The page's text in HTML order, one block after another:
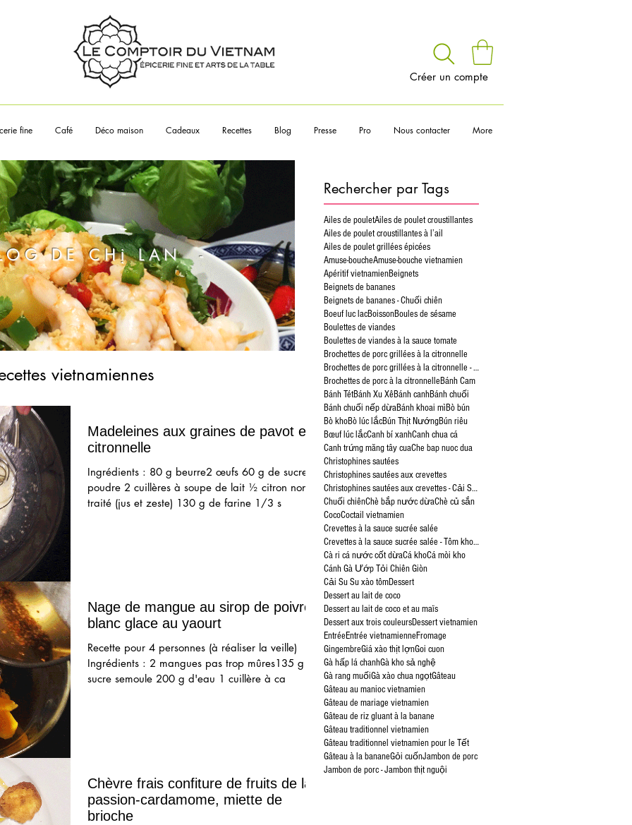
Créer un compte
fine Café Déco maison Cadeaux Recettes Blog Presse Pro Nous contacter More
DE CHị LAN -
vietnamiennes
Madeleines aux graines de pavot et
citronnelle
Ingrédients : 80 g beurre2 œufs 60 g de sucre en
poudre 2 cuillères à soupe de lait ½ citron non
traité (jus et zeste) 130 g de farine 1/3 s
Nage de mangue au sirop de poivre
blanc glace au yaourt
Recette pour 4 personnes (à réaliser la veille)
Ingrédients : 2 mangues pas trop mûres135 g de
sucre semoule 200 g d'eau 1 cuillère à ca
Chèvre frais confiture de fruits de la
passion-cardamome, miette de
brioche
Rechercher par Tags
Ailes de pouletAiles de poulet croustillantes
Ailes de poulet croustillantes à l’ail
Ailes de poulet grillées épicées
Amuse-boucheAmuse-bouche vietnamien
Apéritif vietnamienBeignets
Beignets de bananes
Beignets de bananes - Chuối chiên
Boeuf luc lacBoissonBoules de sésame
Boulettes de viandes
Boulettes de viandes à la sauce tomate
Brochettes de porc grillées à la citronnelle
Brochettes de porc grillées à la citronnelle - Bún Thịt Nướng
Brochettes de porc à la citronnelleBánh Cam
Bánh TétBánh Xu XêBánh canhBánh chuối
Bánh chuối nếp dừaBánh khoai mìBò bún
Bò khoBò lúc lắcBún Thịt NướngBún riêu
Bœuf lúc lắcCanh bí xanhCanh chua cá
Canh trứng măng tây cuaChe bap nuoc dua
Christophines sautées
Christophines sautées aux crevettes
Christophines sautées aux crevettes - Cải Su Su xào tôm
Chuối chiênChè bắp nước dừaChè củ sắn
CocoCoctail vietnamien
Crevettes à la sauce sucrée salée
Crevettes à la sauce sucrée salée - Tôm kho tàu
Cà ri cá nước cốt dừaCá khoCá mòi kho
Cánh Gà Ướp Tỏi Chiên Giòn
Cải Su Su xào tômDessert
Dessert au lait de coco
Dessert au lait de coco et au maïs
Dessert aux trois couleursDessert vietnamien
EntréeEntrée vietnamienneFromage
GingembreGiá xào thịt lợnGoi cuon
Gà hấp lá chanhGà kho sả nghệ
Gà rang muốiGà xào chua ngọtGâteau
Gâteau au manioc vietnamien
Gâteau de mariage vietnamien
Gâteau de riz gluant à la banane
Gâteau traditionnel vietnamien
Gâteau traditionnel vietnamien pour le Tết
Gâteau à la bananeGỏi cuốnJambon de porc
Jambon de porc - Jambon thịt nguội